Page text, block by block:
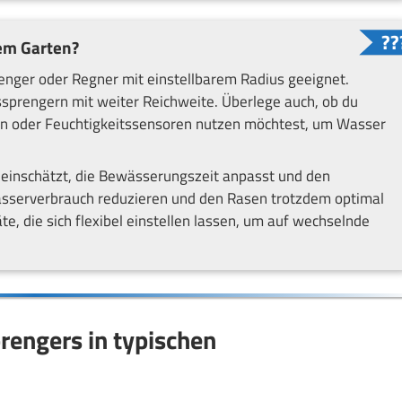
Garten?
oder Regner mit einstellbarem Radius geeignet.
mit weiter Reichweite. Überlege auch, ob du
Feuchtigkeitssensoren nutzen möchtest, um Wasser
die Bewässerungszeit anpasst und den
reduzieren und den Rasen trotzdem optimal
die sich flexibel einstellen lassen, um auf wechselnde
in typischen